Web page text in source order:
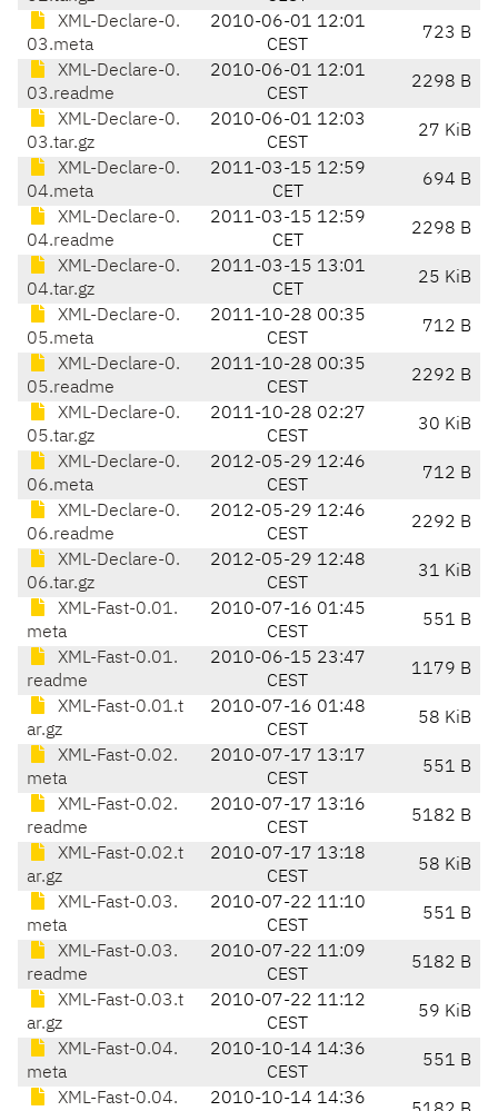
XML-Declare-0.
03.meta
2010-06-01 12:01
CEST
723 B
XML-Declare-0.
03.readme
2010-06-01 12:01
CEST
2298 B
XML-Declare-0.
03.tar.gz
2010-06-01 12:03
CEST
27 KiB
XML-Declare-0.
04.meta
2011-03-15 12:59
CET
694 B
XML-Declare-0.
04.readme
2011-03-15 12:59
CET
2298 B
XML-Declare-0.
04.tar.gz
2011-03-15 13:01
CET
25 KiB
XML-Declare-0.
05.meta
2011-10-28 00:35
CEST
712 B
XML-Declare-0.
05.readme
2011-10-28 00:35
CEST
2292 B
XML-Declare-0.
05.tar.gz
2011-10-28 02:27
CEST
30 KiB
XML-Declare-0.
06.meta
2012-05-29 12:46
CEST
712 B
XML-Declare-0.
06.readme
2012-05-29 12:46
CEST
2292 B
XML-Declare-0.
06.tar.gz
2012-05-29 12:48
CEST
31 KiB
XML-Fast-0.01.
meta
2010-07-16 01:45
CEST
551 B
XML-Fast-0.01.
readme
2010-06-15 23:47
CEST
1179 B
XML-Fast-0.01.t
ar.gz
2010-07-16 01:48
CEST
58 KiB
XML-Fast-0.02.
meta
2010-07-17 13:17
CEST
551 B
XML-Fast-0.02.
readme
2010-07-17 13:16
CEST
5182 B
XML-Fast-0.02.t
ar.gz
2010-07-17 13:18
CEST
58 KiB
XML-Fast-0.03.
meta
2010-07-22 11:10
CEST
551 B
XML-Fast-0.03.
readme
2010-07-22 11:09
CEST
5182 B
XML-Fast-0.03.t
ar.gz
2010-07-22 11:12
CEST
59 KiB
XML-Fast-0.04.
meta
2010-10-14 14:36
CEST
551 B
XML-Fast-0.04. 2010-10-14 14:36